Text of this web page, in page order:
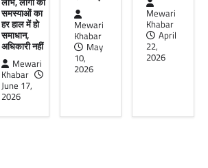
UDAIPUR CITY NEWS
दूरसंचार सलाहकार समिति की बैठक का
हुआ आयोजन
Mewari Khabar April 22, 2026
मेवाड़ी खबर@उदयपुर।दूर संचार सलाहकार समिति की
बैठक बुधवार को भारत संचार निगम लिमिटेड बीएसएनएल
समस्याओं का
हर हाल में हो
समाधान,
अधिकारी नहीं
Mewari
Khabar
June 17,
2026
Mewari
Khabar
May
10,
2026
Mewari
Khabar
April
22,
2026